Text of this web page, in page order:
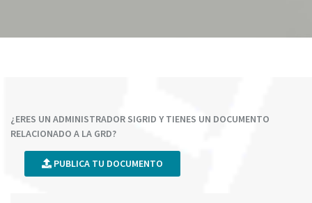
¿ERES UN ADMINISTRADOR SIGRID Y TIENES UN DOCUMENTO
RELACIONADO A LA GRD?
PUBLICA TU DOCUMENTO